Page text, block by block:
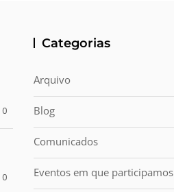
0
0
Categorias
Arquivo
Blog
Comunicados
Eventos em que participamos